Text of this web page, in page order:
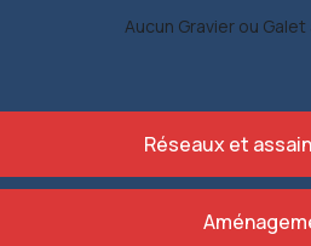
Réseaux et
Aucun Gravier ou